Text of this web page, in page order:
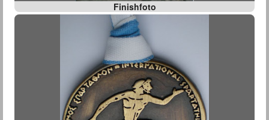
Finishfoto